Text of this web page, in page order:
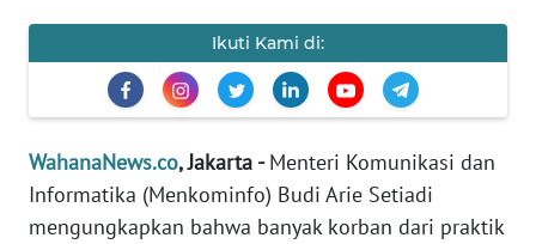
Ikuti Kami di:
WahanaNews.co, Jakarta -Menteri Komunikasi dan
Informatika (Menkominfo) Budi Arie Setiadi
mengungkapkan bahwa banyak korban dari praktik
OPINI
EDITORIAL
Informasi
INDEKS
BERITA